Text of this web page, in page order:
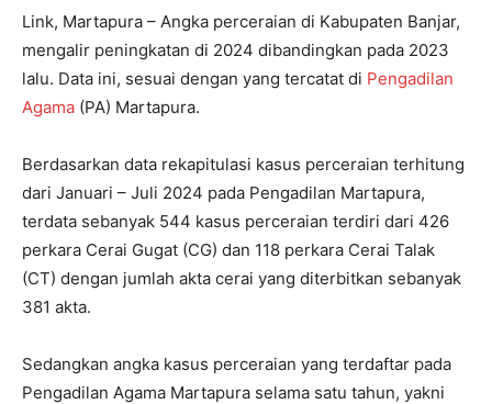
Link, Martapura – Angka perceraian di Kabupaten Banjar,
mengalir peningkatan di 2024 dibandingkan pada 2023
lalu. Data ini, sesuai dengan yang tercatat di Pengadilan
Agama (PA) Martapura.
Berdasarkan data rekapitulasi kasus perceraian terhitung
dari Januari – Juli 2024 pada Pengadilan Martapura,
terdata sebanyak 544 kasus perceraian terdiri dari 426
perkara Cerai Gugat (CG) dan 118 perkara Cerai Talak
(CT) dengan jumlah akta cerai yang diterbitkan sebanyak
381 akta.
Sedangkan angka kasus perceraian yang terdaftar pada
Pengadilan Agama Martapura selama satu tahun, yakni